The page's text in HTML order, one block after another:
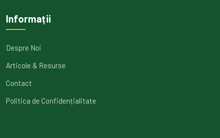
Informații
Despre Noi
Articole & Resurse
Contact
Politica de Confidențialitate